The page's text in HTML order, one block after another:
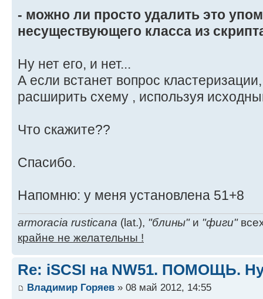
"iscsiInitiator" OBJECT-CLASS ::=
Operation ADD,
Flags
SubClassOf {"TOP"},
MustContain {"CN"},
"iscsiName",
NamedBy {"CN"},
ContainedBy {"Locality",
"Organization", "Organizational
Cluster"},
ASN1ObjID {2 16 840 1 113719
}
- можно ли просто удалить это
несуществующего класса из
Ну нет его, и нет...
А если встанет вопрос
расширить схему , используя
Что скажите??
Спасибо.
Напомню: у меня установлена 51+8
armoracia rusticana (lat.), "блины"и "фиги"
крайне не желательны !
Re: iSCSI на NW51. ПОМОЩЬ.
Владимир Горяев » 08 май 2012, 14:55